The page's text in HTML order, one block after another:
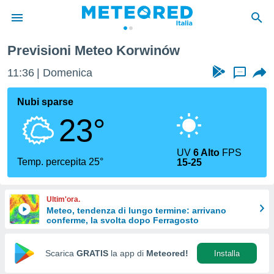
di
per
le
di
Web
Previsioni Meteo Korwinów
11:36 Domenica ...
Nubi sparse
23°
Temp. percepita 25°
UV6 Alto FPS
15-25
Ultim'ora.
Meteo, tendenza di lungo termine: arrivano
conferme, la svolta dopo Ferragosto
Scarica GRATIS la app di Meteored! Installa